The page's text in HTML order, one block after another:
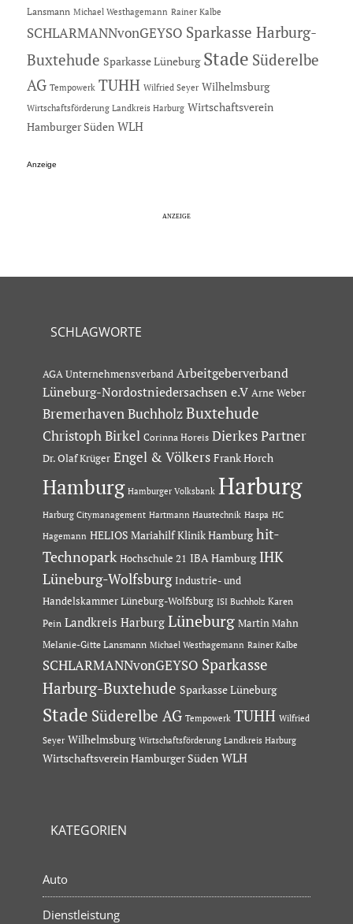
Lansmann Michael Westhagemann Rainer Kalbe
SCHLARMANNvonGEYSO Sparkasse Harburg-
Buxtehude Sparkasse Lüneburg Stade Süderelbe
AG Tempowerk TUHH Wilfried Seyer Wilhelmsburg
Wirtschaftsförderung Landkreis Harburg Wirtschaftsverein
Hamburger Süden WLH
Anzeige
SCHLAGWORTE
AGA Unternehmensverband Arbeitgeberverband
Lüneburg-Nordostniedersachsen e.V Arne Weber
Bremerhaven Buchholz Buxtehude
Christoph Birkel Corinna Horeis Dierkes Partner
Dr. Olaf Krüger Engel & Völkers Frank Horch
Hamburg Hamburger Volksbank Harburg
Harburg Citymanagement Hartmann Haustechnik Haspa HC
Hagemann HELIOS Mariahilf Klinik Hamburg hit-
Technopark Hochschule 21 IBA Hamburg IHK
Lüneburg-Wolfsburg Industrie- und
Handelskammer Lüneburg-Wolfsburg ISI Buchholz Karen
Pein Landkreis Harburg Lüneburg Martin Mahn
Melanie-Gitte Lansmann Michael Westhagemann Rainer Kalbe
SCHLARMANNvonGEYSO Sparkasse
Harburg-Buxtehude Sparkasse Lüneburg
Stade Süderelbe AG Tempowerk TUHH Wilfried
Seyer Wilhelmsburg Wirtschaftsförderung Landkreis Harburg
Wirtschaftsverein Hamburger Süden WLH
KATEGORIEN
Auto
Dienstleistung